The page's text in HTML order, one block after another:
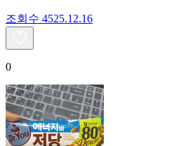
조회수 4525.12.16
0